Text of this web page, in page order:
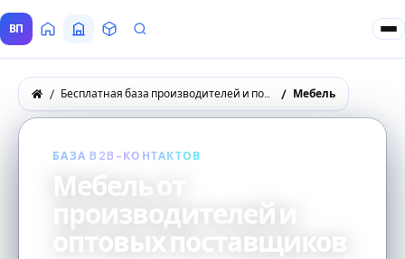
ВП ГлавнаяВсе Поставщики
ТоварыЗапросы покупателей
Бесплатная база производителей и поставщиков товаров оптом Мебель
БАЗА B2B-КОНТАКТОВ
Мебель от
производителей и
оптовых поставщиков